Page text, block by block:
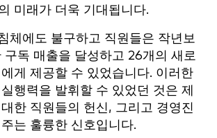
미래가 더욱 기대됩니다.
체에도 불구하고 직원들은 작년보
구독 매출을 달성하고 26개의 새로
게 제공할 수 있었습니다. 이러한
행력을 발휘할 수 있었던 것은 제
한 직원들의 헌신, 그리고 경영진
는 훌륭한 신호입니다.